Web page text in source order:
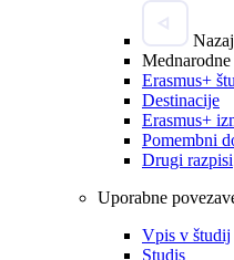
Nazaj
Erasmus+
Destinacije
Erasmus+
Pomembni
Drugi razpisi
Uporabne
Vpis v študij
Studis